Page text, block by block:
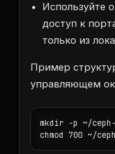
Используйте
доступ к
только из
Пример
управляющем
mkdir -p ~/
chmod 700 ~/